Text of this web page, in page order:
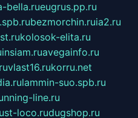
bella.rueugrus.pp.ru
bezmorchin.ruia2.ru
kolosok-elita.ru
insiam.ruavegainfo.ru
vlast16.rukorru.net
lammin-suo.spb.ru
line.ru
loco.rudugshop.ru